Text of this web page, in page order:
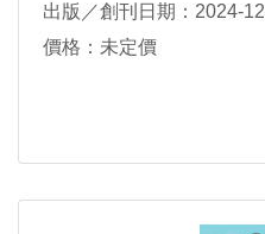
出版／創刊日期：2024-12
價格：未定價